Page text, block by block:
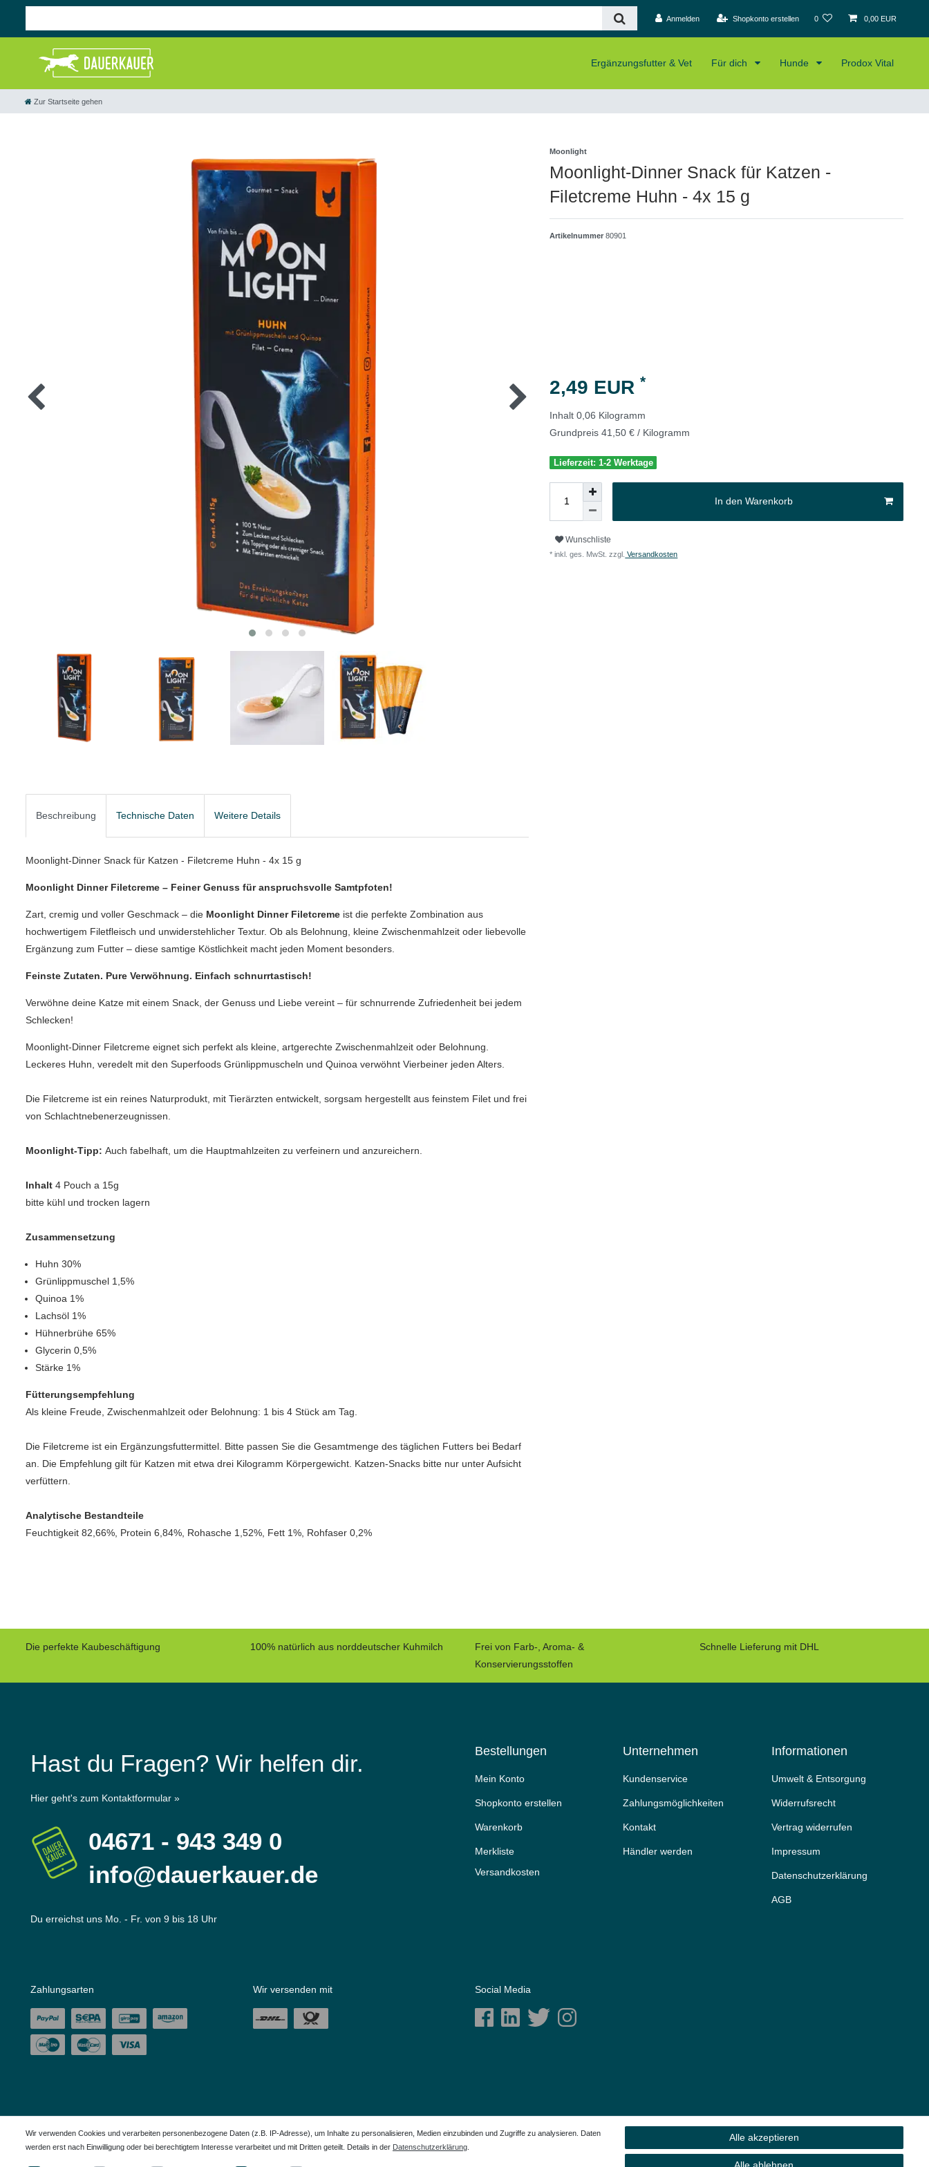
Anmelden Shopkonto erstellen 0 0,00 EUR
Ergänzungsfutter & Vet Für dich Hunde Prodox Vital
Zur Startseite gehen
Moonlight
Moonlight-Dinner Snack für Katzen -
Filetcreme Huhn - 4x 15 g
Artikelnummer80901
2,49 EUR*
Inhalt0,06 Kilogramm
Grundpreis41,50 € / Kilogramm
Lieferzeit: 1-2 Werktage
In den Warenkorb
Wunschliste
* inkl. ges. MwSt. zzgl. Versandkosten
Beschreibung Technische Daten Weitere Details
Moonlight-Dinner Snack für Katzen - Filetcreme Huhn - 4x 15 g
Moonlight Dinner Filetcreme – Feiner Genuss für anspruchsvolle Samtpfoten!
Zart, cremig und voller Geschmack – die Moonlight Dinner Filetcreme ist die perfekte Zombination aus
hochwertigem Filetfleisch und unwiderstehlicher Textur. Ob als Belohnung, kleine Zwischenmahlzeit oder liebevolle
Ergänzung zum Futter – diese samtige Köstlichkeit macht jeden Moment besonders.
Feinste Zutaten. Pure Verwöhnung. Einfach schnurrtastisch!
Verwöhne deine Katze mit einem Snack, der Genuss und Liebe vereint – für schnurrende Zufriedenheit bei jedem
Schlecken!
Moonlight-Dinner Filetcreme eignet sich perfekt als kleine, artgerechte Zwischenmahlzeit oder Belohnung.
Leckeres Huhn, veredelt mit den Superfoods Grünlippmuscheln und Quinoa verwöhnt Vierbeiner jeden Alters.
Die Filetcreme ist ein reines Naturprodukt, mit Tierärzten entwickelt, sorgsam hergestellt aus feinstem Filet und frei
von Schlachtnebenerzeugnissen.
Moonlight-Tipp: Auch fabelhaft, um die Hauptmahlzeiten zu verfeinern und anzureichern.
Inhalt 4 Pouch a 15g
bitte kühl und trocken lagern
Zusammensetzung
Huhn 30%
Grünlippmuschel 1,5%
Quinoa 1%
Lachsöl 1%
Hühnerbrühe 65%
Glycerin 0,5%
Stärke 1%
Fütterungsempfehlung
Als kleine Freude, Zwischenmahlzeit oder Belohnung: 1 bis 4 Stück am Tag.
Die Filetcreme ist ein Ergänzungsfuttermittel. Bitte passen Sie die Gesamtmenge des täglichen Futters bei Bedarf
an. Die Empfehlung gilt für Katzen mit etwa drei Kilogramm Körpergewicht. Katzen-Snacks bitte nur unter Aufsicht
verfüttern.
Analytische Bestandteile
Feuchtigkeit 82,66%, Protein 6,84%, Rohasche 1,52%, Fett 1%, Rohfaser 0,2%
Die perfekte Kaubeschäftigung 100% natürlich aus norddeutscher Kuhmilch
Frei von Farb-, Aroma- &
Konservierungsstoffen
Schnelle Lieferung mit DHL
Hast du Fragen? Wir helfen dir.
Hier geht's zum Kontaktformular »
04671 - 943 349 0
info@dauerkauer.de
Du erreichst uns Mo. - Fr. von 9 bis 18 Uhr
Bestellungen
Mein Konto
Shopkonto erstellen
Warenkorb
Merkliste
Versandkosten
Unternehmen
Kundenservice
Zahlungsmöglichkeiten
Kontakt
Händler werden
Informationen
Umwelt & Entsorgung
Widerrufs­recht
Vertrag widerrufen
Impressum
Daten­schutz­erklärung
AGB
Zahlungsarten Wir versenden mit Social Media
Wir verwenden Cookies und verarbeiten personenbezogene Daten (z.B. IP-Adresse), um Inhalte zu personalisieren, Medien einzubinden und Zugriffe zu analysieren. Daten
werden erst nach Einwilligung oder bei berechtigtem Interesse verarbeitet und mit Dritten geteilt. Details in der Daten­schutz­erklärung
Alle akzeptieren